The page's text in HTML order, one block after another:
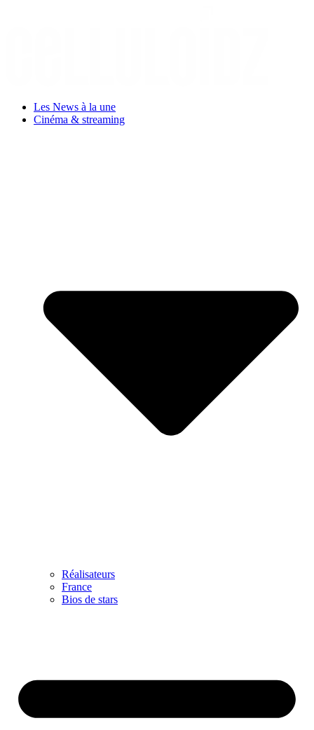
Les News à la une
Cinéma & streaming
Réalisateurs
France
Bios de stars